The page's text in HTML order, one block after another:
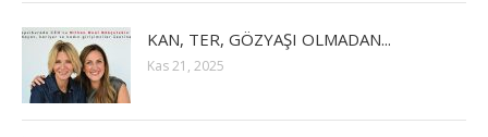
KAN, TER, GÖZYAŞI OLMADAN...
Kas 21, 2025